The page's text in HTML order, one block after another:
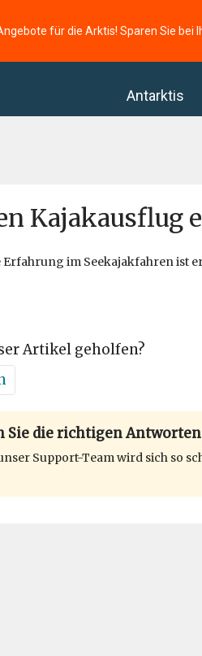
für die Arktis! Sparen Sie bei
Antarktis
Kajakausflug
Erfahrung im Seekajakfahren ist
Artikel geholfen?
Sie die richtigen
Support-Team wird sich so